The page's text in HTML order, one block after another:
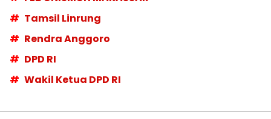
Tamsil Linrung
Rendra Anggoro
DPD RI
Wakil Ketua DPD RI